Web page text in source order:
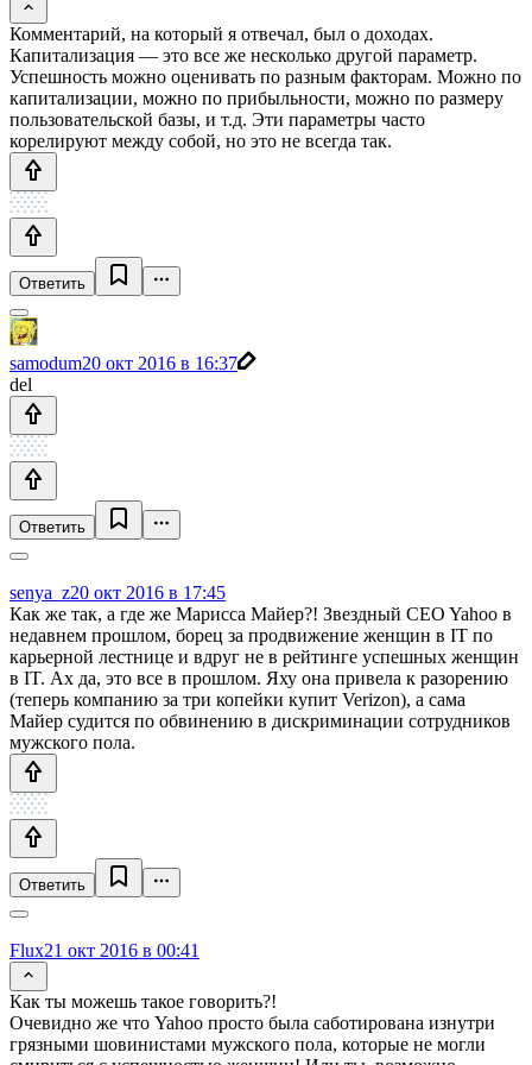
Комментарий, на который я отвечал, был о доходах.
Капитализация — это все же несколько другой параметр.
Успешность можно оценивать по разным факторам. Можно по
капитализации, можно по прибыльности, можно по размеру
пользовательской базы, и т.д. Эти параметры часто
корелируют между собой, но это не всегда так.
Ответить
samodum20 окт 2016 в 16:37
del
Ответить
senya_z20 окт 2016 в 17:45
Как же так, а где же Марисса Майер?! Звездный CEO Yahoo в
недавнем прошлом, борец за продвижение женщин в IT по
карьерной лестнице и вдруг не в рейтинге успешных женщин
в IT. Ах да, это все в прошлом. Яху она привела к разорению
(теперь компанию за три копейки купит Verizon), а сама
Майер судится по обвинению в дискриминации сотрудников
мужского пола.
Ответить
Flux21 окт 2016 в 00:41
Как ты можешь такое говорить?!
Очевидно же что Yahoo просто была саботирована изнутри
грязными шовинистами мужского пола, которые не могли